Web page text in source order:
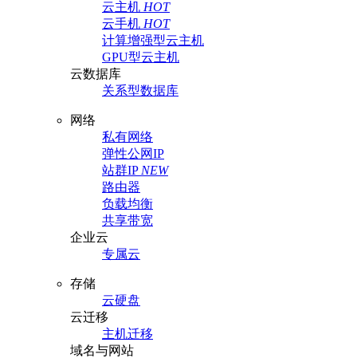
云主机 HOT
云手机 HOT
计算增强型云主机
GPU型云主机
云数据库
关系型数据库
网络
私有网络
弹性公网IP
站群IP NEW
路由器
负载均衡
共享带宽
企业云
专属云
存储
云硬盘
云迁移
主机迁移
域名与网站